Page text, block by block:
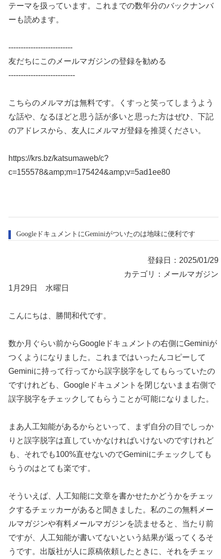
テーマを扱っています。これまでの数年分のバックナンバ
ーも読めます。
--------------------------
友だちにこのメールマガジンの登録を勧める
---------------------------
こちらのメルマガは無料です。くすっと笑ってしまうよう
な話や、なるほどと思う話が多いと思った方はぜひ、下記
のアドレスから、友人にメルマガ登録を推奨ください。
https://krs.bz/katsumaweb/c?
c=155578&amp;m=175424&amp;v=5ad1ee80
GoogleドキュメントにGeminiがついたのは地味に便利です
登録日：2025/01/29
カテゴリ：メールマガジン
1月29日 水曜日
こんにちは、勝間和代です。
数か月ぐらい前からGoogleドキュメントの右側にGeminiが
つくようになりました。これまではいったんコピーして
Geminiに持って行ってから誤字脱字をしてもらっていたの
ですけれども、Googleドキュメントを閉じないまま右側で
誤字脱字をチェックしてもらうことが可能になりました。
まあ人工知能があるからといって、まず自分の目でしっか
りと誤字脱字は直していかなければいけないのですけれど
も、それでも100%直せないのでGeminiにチェックしても
らうのはとても楽です。
そういえば、人工知能に文章を書かせたかどうかをチェッ
クするチェッカーがあると聞きました。私のこの無料メー
ルマガジンや有料メールマガジンを読ませると、当たり前
ですが、人工知能が書いてないという結果が返ってくるそ
うです。出版社が人に原稿依頼したときに、それをチェッ